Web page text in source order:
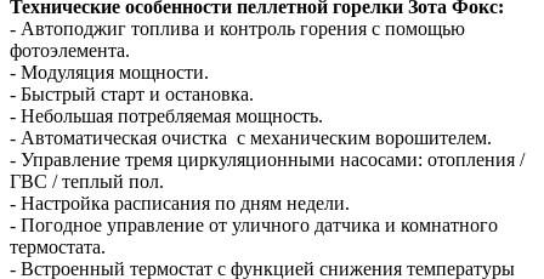
Технические особенности пеллетной горелки Зота Фокс:
- Автоподжиг топлива и контроль горения с помощью
фотоэлемента.
- Модуляция мощности.
- Быстрый старт и остановка.
- Небольшая потребляемая мощность.
- Автоматическая очистка с механическим ворошителем.
- Управление тремя циркуляционными насосами: отопления /
ГВС / теплый пол.
- Настройка расписания по дням недели.
- Погодное управление от уличного датчика и комнатного
термостата.
- Встроенный термостат с функцией снижения температуры